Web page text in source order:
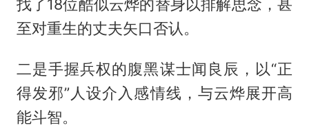
找了18位酷似云烨的替身以排解思念，甚
至对重生的丈夫矢口否认。
二是手握兵权的腹黑谋士闻良辰，以“正
得发邪”人设介入感情线，与云烨展开高
能斗智。